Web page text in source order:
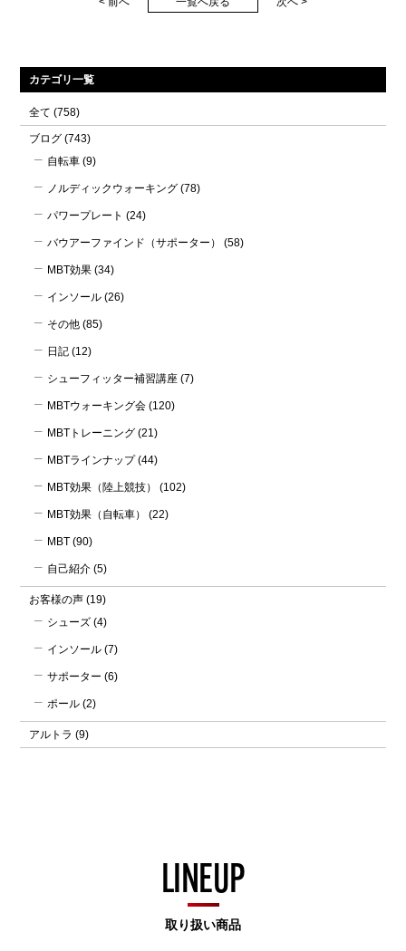
カテゴリ一覧
全て (758)
ブログ (743)
自転車 (9)
ノルディックウォーキング (78)
パワープレート (24)
バウアーファインド（サポーター） (58)
MBT効果 (34)
インソール (26)
その他 (85)
日記 (12)
シューフィッター補習講座 (7)
MBTウォーキング会 (120)
MBTトレーニング (21)
MBTラインナップ(44)
MBT効果（陸上競技） (102)
MBT効果（自転車） (22)
MBT (90)
自己紹介 (5)
お客様の声 (19)
シューズ (4)
インソール (7)
サポーター (6)
ポール (2)
アルトラ (9)
LINEUP
取り扱い商品